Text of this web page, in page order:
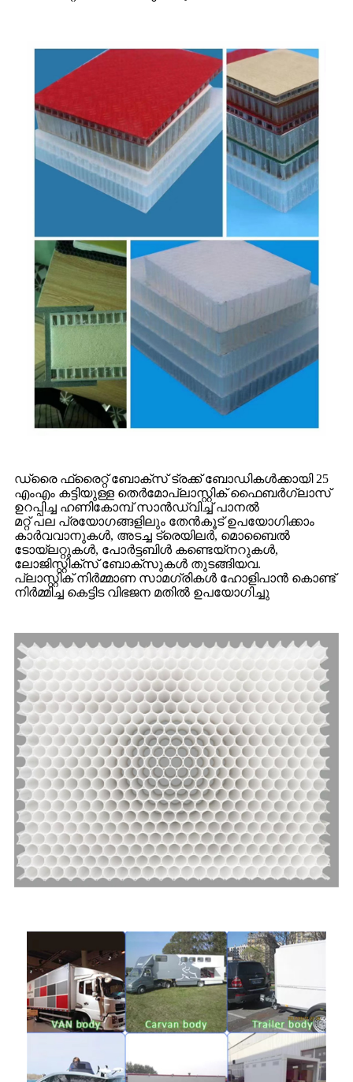
ഡ്രൈ ഫ്രൈറ്റ് ബോക്‌സ് ട്രക്ക് ബോഡികൾക്കായി 25
എംഎം കട്ടിയുള്ള തെർമോപ്ലാസ്റ്റിക് ഫൈബർഗ്ലാസ്
ഉറപ്പിച്ച ഹണികോമ്പ് സാൻഡ്‌വിച്ച് പാനൽ
മറ്റ് പല പ്രയോഗങ്ങളിലും തേൻകൂട് ഉപയോഗിക്കാം
കാർവവാനുകൾ, അടച്ച ട്രെയിലർ, മൊബൈൽ
ടോയ്‌ലറ്റുകൾ, പോർട്ടബിൾ കണ്ടെയ്‌നറുകൾ,
ലോജിസ്റ്റിക്‌സ് ബോക്‌സുകൾ തുടങ്ങിയവ.
പ്ലാസ്റ്റിക് നിർമ്മാണ സാമഗ്രികൾ ഹോളിപാൻ കൊണ്ട്
നിർമ്മിച്ച കെട്ടിട വിഭജന മതിൽ ഉപയോഗിച്ചു